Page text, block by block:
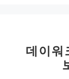
데이워